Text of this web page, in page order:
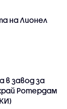
на Лионел
в завод за
Ротердам